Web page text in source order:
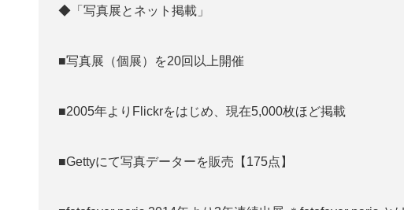
◆「写真展とネット掲載」
■写真展（個展）を20回以上開催
■2005年よりFlickrをはじめ、現在5,000枚ほど掲載
■Gettyにて写真データーを販売【175点】